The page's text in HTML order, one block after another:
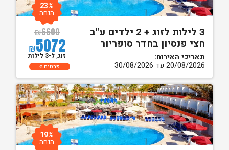
3 לילות לזוג + 2 ילדים ע"ב
חצי פנסיון בחדר סופריור
תאריכי האירוח:
20/08/2026 עד 30/08/2026
₪6600
₪5072
23%
הנחה
זוג, ל-3 לילות
פרטים
19%
הנחה